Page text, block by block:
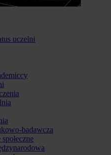
uczelni
badawcza